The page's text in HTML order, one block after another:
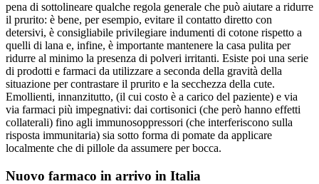
pena di sottolineare qualche regola generale che può aiutare a ridurre
il prurito: è bene, per esempio, evitare il contatto diretto con
detersivi, è consigliabile privilegiare indumenti di cotone rispetto a
quelli di lana e, infine, è importante mantenere la casa pulita per
ridurre al minimo la presenza di polveri irritanti. Esiste poi una serie
di prodotti e farmaci da utilizzare a seconda della gravità della
situazione per contrastare il prurito e la secchezza della cute.
Emollienti, innanzitutto, (il cui costo è a carico del paziente) e via
via farmaci più impegnativi: dai cortisonici (che però hanno effetti
collaterali) fino agli immunosoppressori (che interferiscono sulla
risposta immunitaria) sia sotto forma di pomate da applicare
localmente che di pillole da assumere per bocca.
Nuovo farmaco in arrivo in Italia